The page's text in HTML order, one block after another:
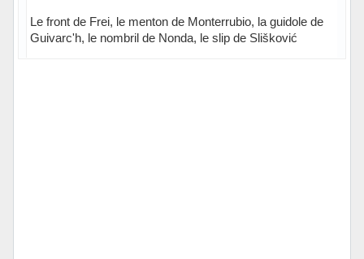
Le front de Frei, le menton de Monterrubio, la guidole de
Guivarc'h, le nombril de Nonda, le slip de Slišković